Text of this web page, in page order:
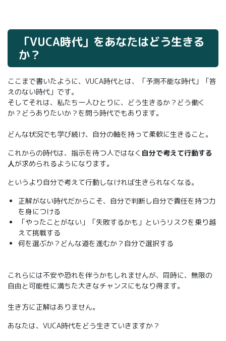
「VUCA時代」をあなたはどう生きる
か？
ここまで書いたように、VUCA時代とは、「予測不能な時代」「答
えのない時代」です。
そしてそれは、私たち一人ひとりに、どう生きるか？どう働く
か？どうありたいか？を問う時代でもあります。
どんな状況でも学び続け、自分の軸を持って柔軟に生きること。
これからの時代は、指示を待つ人ではなく 自分で考えて行動する
人が求められるようになります。
というより自分で考えて行動しなければ生きられなくなる。
正解がない時代だからこそ、自分で判断し自分で責任を持つ力
を身につける
「やったことがない」「失敗するかも」というリスクを乗り越
えて挑戦する
何を選ぶか？どんな道を進むか？自分で選択する
これらには不安や恐れを伴うかもしれませんが、同時に、無限の
自由と可能性に満ちた大きなチャンスにもなり得ます。
生き方に正解はありません。
あなたは、VUCA時代をどう生きていきますか？